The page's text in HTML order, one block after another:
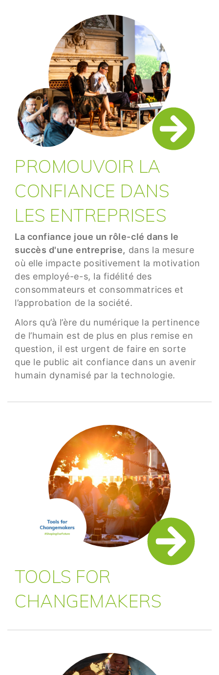
PROMOUVOIR LA
CONFIANCE DANS
LES ENTREPRISES
La confiance joue un rôle-clé dans le
succès d'une entreprise, dans la mesure
où elle impacte positivement la motivation
des employé-e-s, la fidélité des
consommateurs et consommatrices et
l’approbation de la société.
Alors qu’à l’ère du numérique la pertinence
de l’humain est de plus en plus remise en
question, il est urgent de faire en sorte
que le public ait confiance dans un avenir
humain dynamisé par la technologie.
TOOLS FOR
CHANGEMAKERS